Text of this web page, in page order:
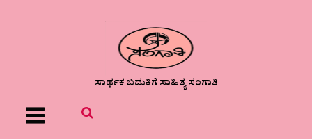
ಸಾರ್ಥಕ ಬದುಕಿಗೆ ಸಾಹಿತ್ಯ ಸಂಗಾತಿ
Menu